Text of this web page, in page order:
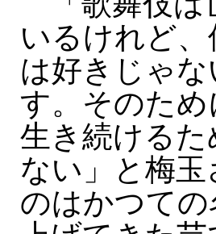
いるけれど
は好きじゃ
す。そのた
生き続ける
ない」と梅
のはかつて